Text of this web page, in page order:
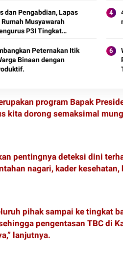
dan Pengabdian, Lapas
Musyawarah
P3I Tingkat
Peternakan Itik
Binaan dengan
program Bapak
kita dorong semaksimal
pentingnya deteksi dini
nagari, kader kesehatan,
pihak sampai ke tingkat
pengentasan TBC di
lanjutnya.